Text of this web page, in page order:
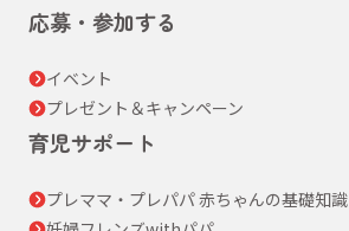
応募・参加する
イベント
プレゼント＆キャンペーン
育児サポート
プレママ・プレパパ 赤ちゃんの基礎知識